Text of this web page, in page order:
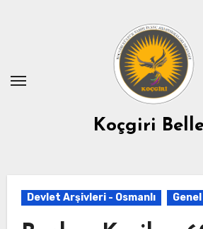
Koçgiri
Devlet Arşivleri - Osmanlı Genel